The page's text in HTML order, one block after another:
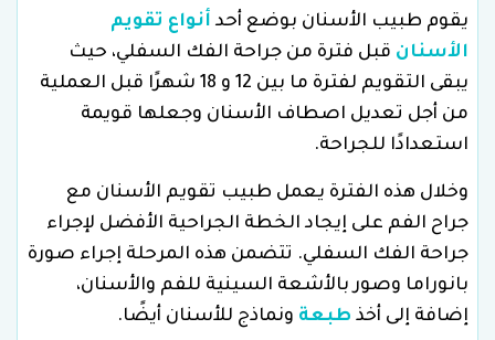
يقوم طبيب الأسنان بوضع أحد أنواع تقويم
الأسنان قبل فترة من جراحة الفك السفلي، حيث
يبقى التقويم لفترة ما بين 12 و 18 شهرًا قبل العملية
من أجل تعديل اصطاف الأسنان وجعلها قويمة
استعدادًا للجراحة.
وخلال هذه الفترة يعمل طبيب تقويم الأسنان مع
جراح الفم على إيجاد الخطة الجراحية الأفضل لإجراء
جراحة الفك السفلي. تتضمن هذه المرحلة إجراء صورة
بانوراما وصور بالأشعة السينية للفم والأسنان،
إضافة إلى أخذ طبعة ونماذج للأسنان أيضًا.